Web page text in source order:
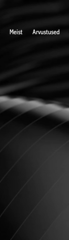
Meist Arvustused